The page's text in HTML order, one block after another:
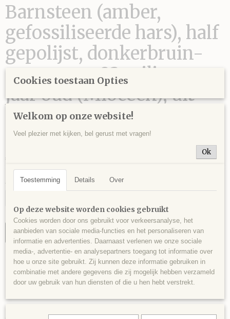
Barnsteen (amber,
gefossiliseerde hars), half
gepolijst, donkerbruin-
cognac, ca. 23 miljoen
jaar oud (Mioceen), uit
Sumatra, Indonesi? - 104
gram - 8 x 5 x 4,5 cm.
€ 20,00
Aantal
IN WINKELWAGEN
Specificaties
Productcode
Omschrijving
Cookies toestaan Opties
Welkom op onze website!
Veel plezier met kijken, bel gerust met vragen!
Ok
Toestemming Details Over
Op deze website worden cookies gebruikt
Cookies worden door ons gebruikt voor verkeersanalyse, het
aanbieden van sociale media-functies en het personaliseren van
informatie en advertenties. Daarnaast verlenen we onze sociale
media-, advertentie- en analysepartners toegang tot informatie over
hoe u onze site gebruikt. Zij kunnen deze informatie gebruiken in
combinatie met andere gegevens die zij mogelijk hebben verzameld
door uw gebruik van hun diensten of die u hen hebt verstrekt.